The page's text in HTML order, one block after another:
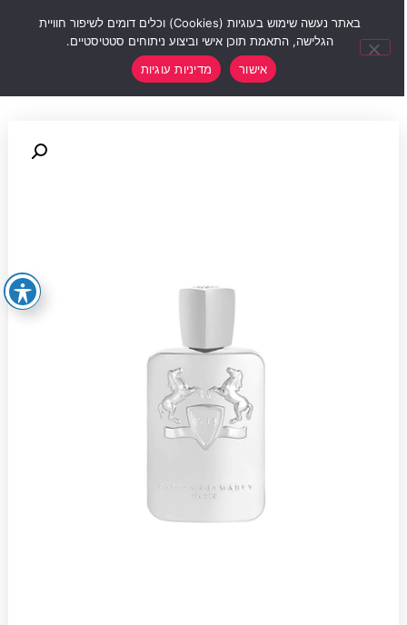
באתר נעשה שימוש בעוגיות (Cookies) וכלים דומים לשיפור חוויית
הגלישה, התאמת תוכן אישי וביצוע ניתוחים סטטיסטיים.
אישור
מדיניות עוגיות